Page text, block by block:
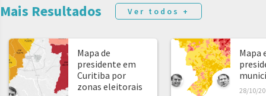
Mais Resultados Ver todos +
Mapa de
presidente em
Curitiba por
zonas eleitorais
Mapa
28/10/